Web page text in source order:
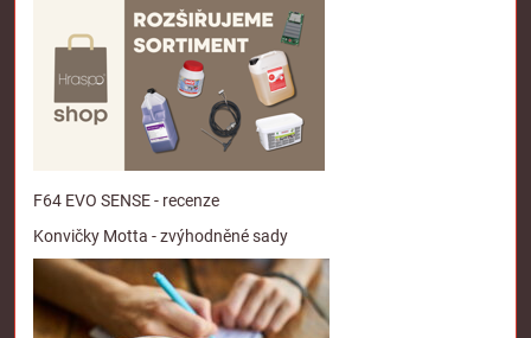
F64 EVO SENSE - recenze
Konvičky Motta - zvýhodněné sady